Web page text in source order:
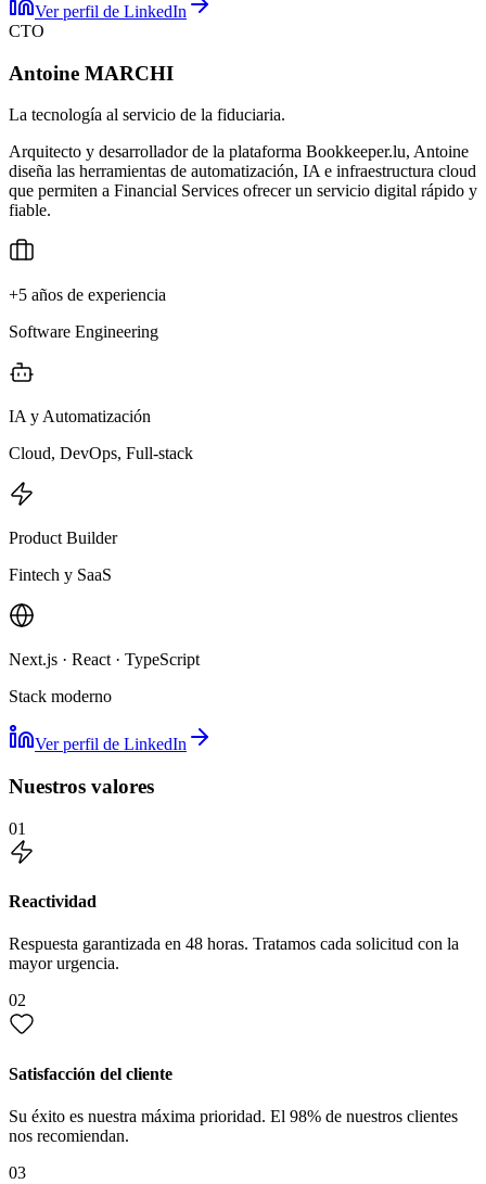
Ver perfil de LinkedIn
CTO
Antoine MARCHI
La tecnología al servicio de la fiduciaria.
Arquitecto y desarrollador de la plataforma Bookkeeper.lu, Antoine
diseña las herramientas de automatización, IA e infraestructura cloud
que permiten a Financial Services ofrecer un servicio digital rápido y
fiable.
+5 años de experiencia
Software Engineering
IA y Automatización
Cloud, DevOps, Full-stack
Product Builder
Fintech y SaaS
Next.js · React · TypeScript
Stack moderno
Ver perfil de LinkedIn
Nuestros valores
01
Reactividad
Respuesta garantizada en 48 horas. Tratamos cada solicitud con la
mayor urgencia.
02
Satisfacción del cliente
Su éxito es nuestra máxima prioridad. El 98% de nuestros clientes
nos recomiendan.
03